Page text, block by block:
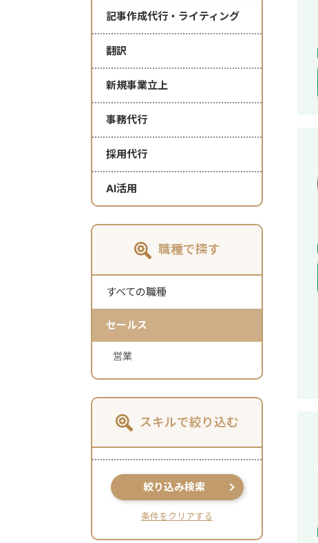
記事作成代行・ライティング
翻訳
新規事業立上
事務代行
採用代行
AI活用
職種で探す
すべての職種
セールス
営業
スキルで絞り込む
絞り込み検索
条件をクリアする